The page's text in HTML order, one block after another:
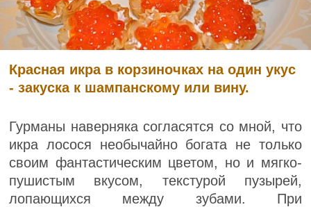
Красная икра в корзиночках на один укус
- закуска к шампанскому или вину.
Гурманы наверняка согласятся со мной, что
икра лосося необычайно богата не только
своим фантастическим цветом, но и мягко-
пушистым вкусом, текстурой пузырей,
лопающихся между зубами. При